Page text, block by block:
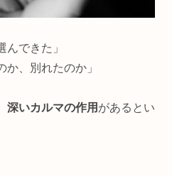
んできた」
か、別れたのか」
深いカルマの作用 があるとい